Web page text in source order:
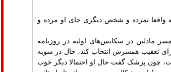
واقعا نمرده و شخص دیگری جای او مرده و
مادلین در سکانس‌های اولیه در روزنامه
تعقیب همسرش انتخاب کند، حال در سویه
چون پزشک گفت حال او احتمالا دیگر خوب